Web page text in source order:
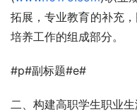
拓展，专业教育的补充
培养工作的组成部分。
#p#副标题#e#
二、构建高职学生职业